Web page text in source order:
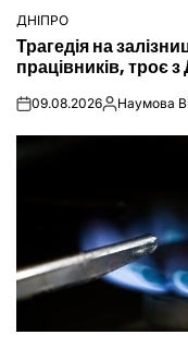
ОПУБЛІКУВАТИ
ДНІПРО
Трагедія на
працівників, троє
on09.08.2026Опубліковано
Наумова